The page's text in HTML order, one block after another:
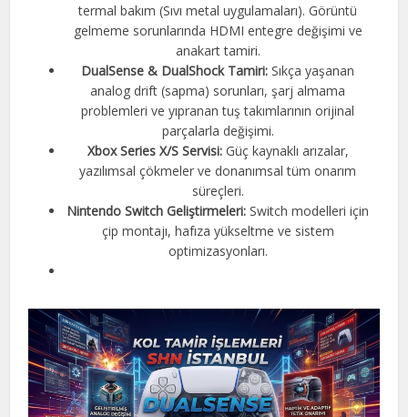
termal bakım (Sıvı metal uygulamaları). Görüntü
gelmeme sorunlarında HDMI entegre değişimi ve
anakart tamiri.
DualSense & DualShock Tamiri: Sıkça yaşanan
analog drift (sapma) sorunları, şarj almama
problemleri ve yıpranan tuş takımlarının orijinal
parçalarla değişimi.
Xbox Series X/S Servisi:Güç kaynaklı arızalar,
yazılımsal çökmeler ve donanımsal tüm onarım
süreçleri.
Nintendo Switch Geliştirmeleri: Switch modelleri için
çip montajı, hafıza yükseltme ve sistem
optimizasyonları.